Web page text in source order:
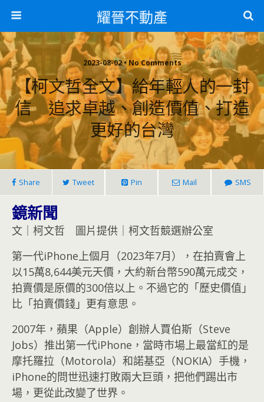
耀晉不動產
2023-08-02 • No Comments
【柯文哲全文】給年輕人的一封
信 追求卓越、創造價值、打造
更好的台灣
Share Tweet Pin Mail SMS
鏡新聞
文｜柯文哲 圖片提供｜柯文哲競選辦公室
第一代iPhone上個月（2023年7月），在拍賣會上
以15萬8,644美元天價，大約新台幣590萬元成交，
拍賣價是原價的300倍以上。不過它的「歷史價值」
比「拍賣價錢」更有意思。
2007年，蘋果（Apple）創辦人賈伯斯（Steve
Jobs）推出第一代iPhone，當時市場上最當紅的是
摩托羅拉（Motorola）和諾基亞（NOKIA）手機，
iPhone的問世迅速打敗兩大巨頭，把他們踢出市
場，更從此改變了世界。